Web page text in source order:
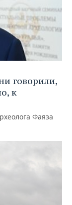
говорили,
к
Фаяза